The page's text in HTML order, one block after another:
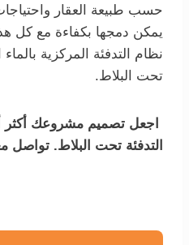
حسب طبيعة العقار
يمكن دمجها بكفاءة مع كل
نظام التدفئة المركزية
تحت البلاط.
اجعل تصميم مشروعك أكثر
التدفئة تحت البلاط. تواصل